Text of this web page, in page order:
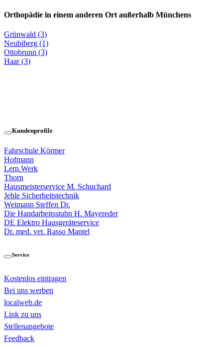
Orthopädie in einem anderen Ort außerhalb Münchens
Grünwald (3)
Neubiberg (1)
Ottobrunn (3)
Haar (3)
Kundenprofile
Fahrschule Körmer
Hofmann
Lern.Werk
Thorn
Hausmeisterservice M. Schuchard
Jehle Sicherheitstechnik
Weimann Steffen Dr.
Die Handarbeitsstubn H. Mayereder
DE Elektro Hausgeräteservice
Dr. med. vet. Rasso Mantel
Service
Kostenlos eintragen
Bei uns werben
localweb.de
Link zu uns
Stellenangebote
Feedback